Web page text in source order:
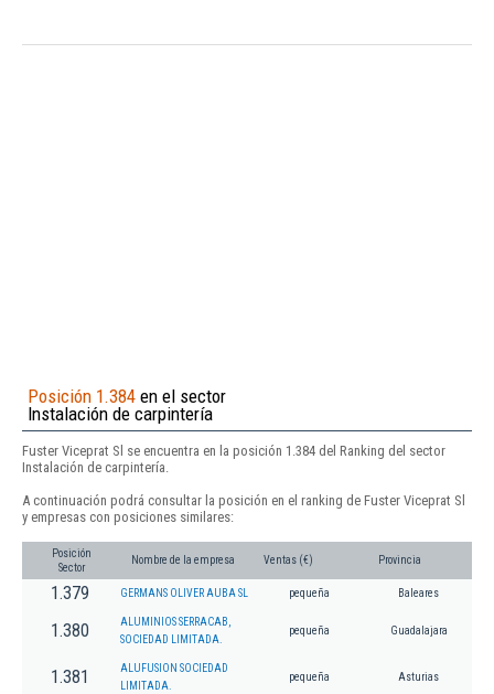
Posición 1.384 en el sector
Instalación de carpintería
Fuster Viceprat Sl se encuentra en la posición 1.384 del Ranking del sector
Instalación de carpintería.
A continuación podrá consultar la posición en el ranking de Fuster Viceprat Sl
y empresas con posiciones similares:
Posición
Sector
Nombre de la empresa Ventas (€) Provincia
1.379 GERMANS OLIVER AUBA SL pequeña Baleares
1.380
ALUMINIOS SERRACAB,
SOCIEDAD LIMITADA.
pequeña Guadalajara
1.381
ALUFUSION SOCIEDAD
LIMITADA.
pequeña Asturias